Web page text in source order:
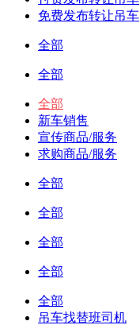
免费发布转让吊车
全部
全部
全部
新车销售
宣传商品/服务
求购商品/服务
全部
全部
全部
全部
全部
吊车找替班司机